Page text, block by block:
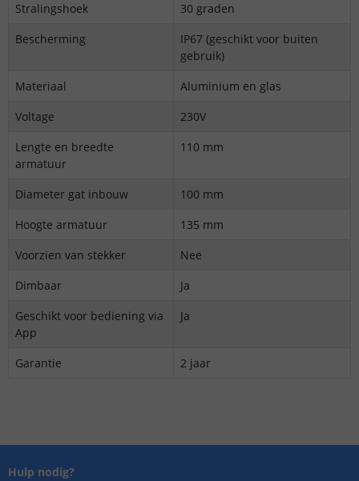
Stralingshoek
30 graden
Bescherming
IP67 (geschikt voor buiten
gebruik)
Materiaal
Aluminium en glas
Voltage
230V
Lengte en breedte
armatuur
110 mm
Diameter gat inbouw
100 mm
Hoogte armatuur
135 mm
Voorzien van stekker
Nee
Dimbaar
Ja
Geschikt voor bediening via
App
Ja
Garantie 2 jaar
Hulp nodig?